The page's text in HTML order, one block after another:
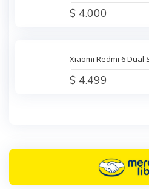
$ 4.000
Xiaomi Redmi 6 Dual
$ 4.499